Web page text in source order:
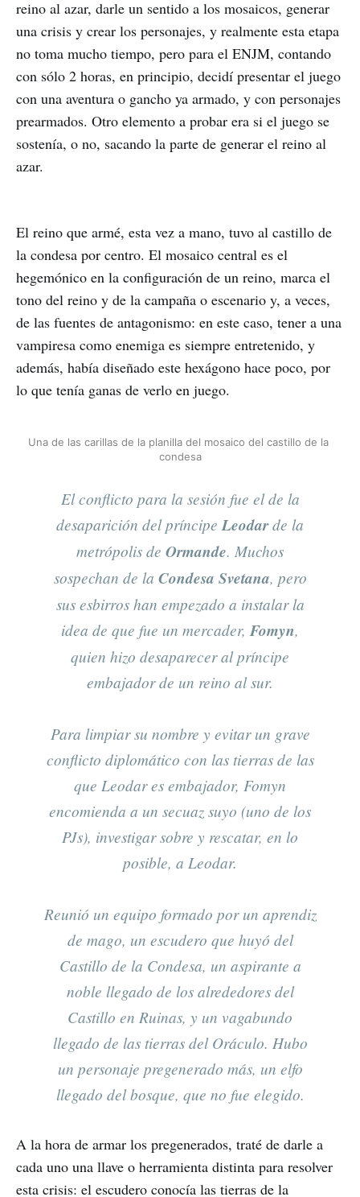
reino al azar, darle un sentido a los mosaicos, generar
una crisis y crear los personajes, y realmente esta etapa
no toma mucho tiempo, pero para el ENJM, contando
con sólo 2 horas, en principio, decidí presentar el juego
con una aventura o gancho ya armado, y con personajes
prearmados. Otro elemento a probar era si el juego se
sostenía, o no, sacando la parte de generar el reino al
azar.
El reino que armé, esta vez a mano, tuvo al castillo de
la condesa por centro. El mosaico central es el
hegemónico en la configuración de un reino, marca el
tono del reino y de la campaña o escenario y, a veces,
de las fuentes de antagonismo: en este caso, tener a una
vampiresa como enemiga es siempre entretenido, y
además, había diseñado este hexágono hace poco, por
lo que tenía ganas de verlo en juego.
Una de las carillas de la planilla del mosaico del castillo de la
condesa
El conflicto para la sesión fue el de la
desaparición del príncipe Leodarde la
metrópolis de Ormande. Muchos
sospechan de la Condesa Svetana, pero
sus esbirros han empezado a instalar la
idea de que fue un mercader, Fomyn,
quien hizo desaparecer al príncipe
embajador de un reino al sur.
Para limpiar su nombre y evitar un grave
conflicto diplomático con las tierras de las
que Leodar es embajador, Fomyn
encomienda a un secuaz suyo (uno de los
PJs), investigar sobre y rescatar, en lo
posible, a Leodar.
Reunió un equipo formado por un aprendiz
de mago, un escudero que huyó del
Castillo de la Condesa, un aspirante a
noble llegado de los alrededores del
Castillo en Ruinas, y un vagabundo
llegado de las tierras del Oráculo. Hubo
un personaje pregenerado más, un elfo
llegado del bosque, que no fue elegido.
A la hora de armar los pregenerados, traté de darle a
cada uno una llave o herramienta distinta para resolver
esta crisis: el escudero conocía las tierras de la